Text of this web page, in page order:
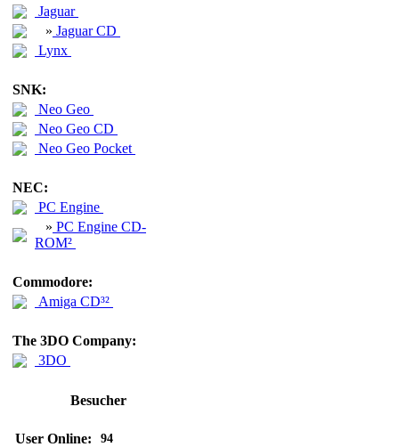
Jaguar
» Jaguar CD
Lynx
SNK:
Neo Geo
Neo Geo CD
Neo Geo Pocket
NEC:
PC Engine
» PC Engine CD-
ROM²
Commodore:
Amiga CD³²
The 3DO Company:
3DO
Besucher
User Online: 94